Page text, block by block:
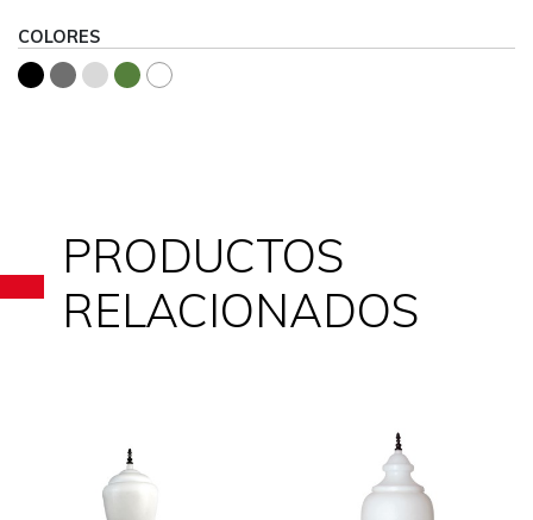
COLORES
PRODUCTOS
RELACIONADOS